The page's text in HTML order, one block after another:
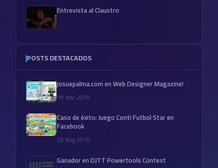
Entrevista al Claustro
POSTS DESTACADOS
josuepalma.com en Web Designer Magazine!
18 Mar 2010
Caso de éxito: Juego Conti Futbol Star en
Facebook
25 Aug 2010
Ganador en DJTT Powertools Contest